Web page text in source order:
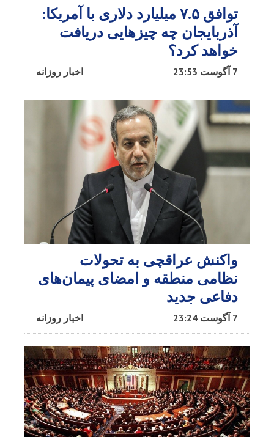
توافق ۷.۵ میلیارد دلاری با آمریکا:
آذربایجان چه چیزهایی دریافت
خواهد کرد؟
اخبار روزانه 7 آگوست 23:53
واکنش عراقچی به تحولات
نظامی منطقه و امضای پیمان‌های
دفاعی جدید
اخبار روزانه 7 آگوست 23:24